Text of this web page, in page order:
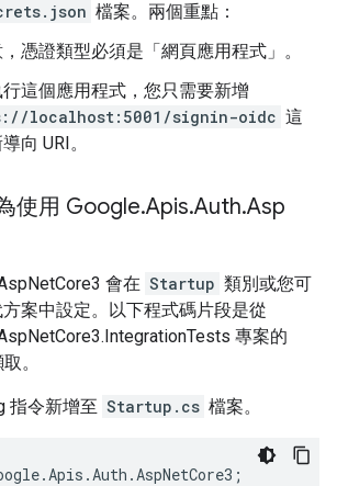
檔案。兩個重點：
憑證類型必須是「網頁應用程式」 。
這個應用程式，您只需要新增
localhost:5001/signin-oidc 這
向 URI。
使用 Google.Apis.Auth.Asp
會在 Startup 類別或您可
案中設定。以下程式碼片段是從
專案的
。
指令新增至 Startup.cs 檔案。